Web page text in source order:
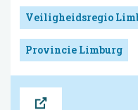
Veiligheidsregio
Provincie Limburg